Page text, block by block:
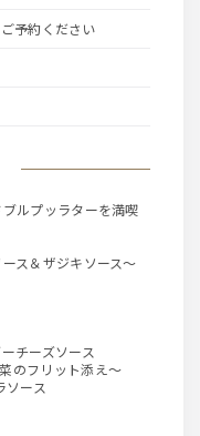
ルプッラターを満喫
ス＆ザジキソース～
チーズソース
のフリット添え～
ース
予約ください